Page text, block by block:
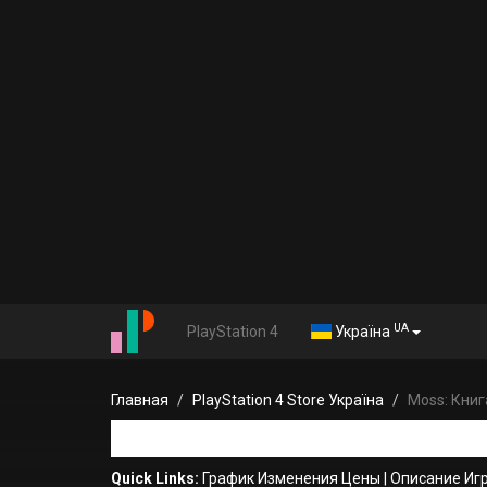
PlayStation 4 Україна UA
Главная PlayStation 4 Store Україна Moss: Книга
Quick Links: График Изменения Цены Описание